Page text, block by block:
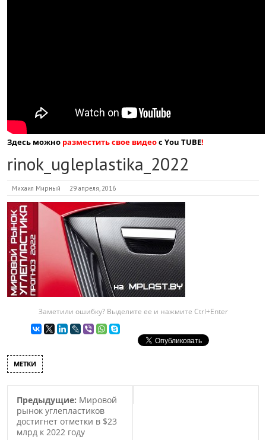
Здесь можно разместить свое видеос You TUBE!
rinok_ugleplastika_2022
Михаил Мирный 29 апреля, 2016
Заметили ошибку? Выделите ее и нажмите Ctrl+Enter
МЕТКИ
Предыдущие: Мировой
рынок углепластиков
достигнет отметки в $23
млрд к 2022 году